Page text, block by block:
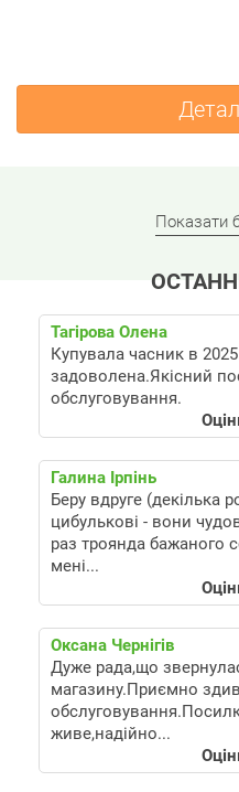
Показати
Тагірова Олена
Купувала часник в
задоволена.Якісний
обслуговування.
Галина Ірпінь
Беру вдруге (декілька
цибулькові - вони
раз троянда бажаного
мені...
Оксана Чернігів
Дуже рада,що
магазину.Приємно
живе,надійно...